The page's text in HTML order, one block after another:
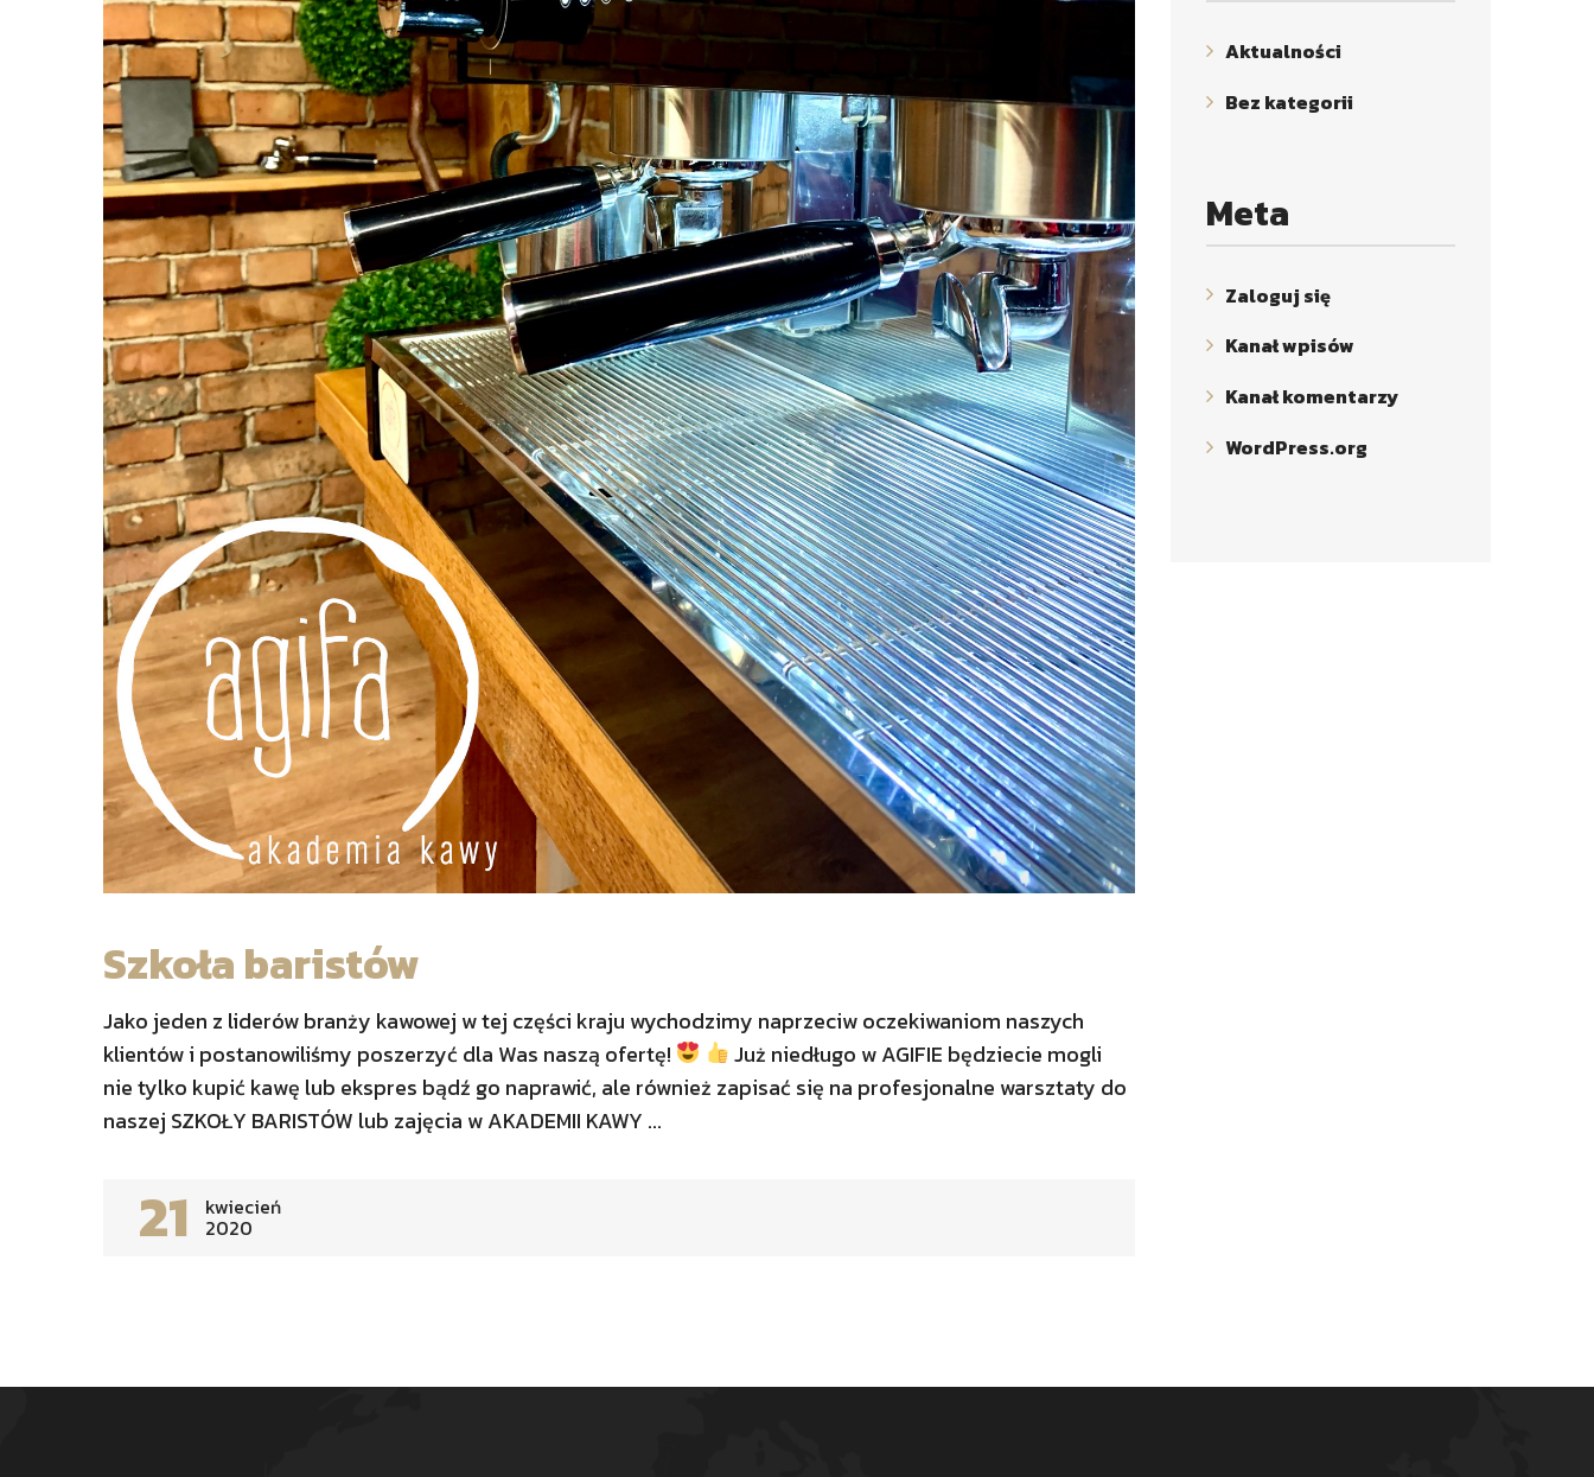
Szkoła baristów
Jako jeden z liderów branży kawowej w tej części kraju wychodzimy naprzeciw oczekiwaniom naszych
klientów i postanowiliśmy poszerzyć dla Was naszą ofertę!
Już niedługo w AGIFIE będziecie mogli
nie tylko kupić kawę lub ekspres bądź go naprawić, ale również zapisać się na profesjonalne warsztaty do
naszej SZKOŁY BARISTÓW lub zajęcia w AKADEMII KAWY ...
21 kwiecień
2020
Aktualności
Bez kategorii
Meta
Zaloguj się
Kanał wpisów
Kanał komentarzy
WordPress.org